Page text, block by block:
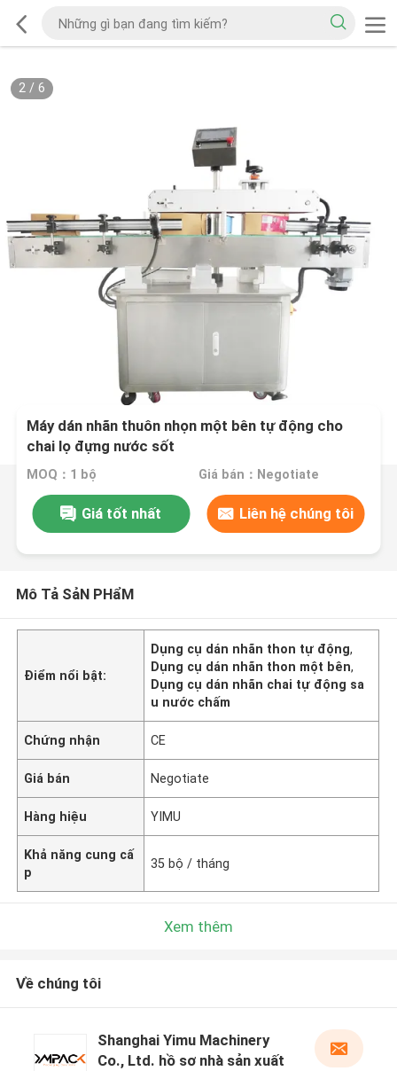
2/ 6
Máy dán nhãn thuôn nhọn một bên tự động cho
chai lọ đựng nước sốt
MOQ：1 bộ Giá bán：Negotiate
Giá tốt nhất Liên hệ chúng tôi
Mô Tả SảN PHẩM
Điểm nổi bật:
Dụng cụ dán nhãn thon tự động,
Dụng cụ dán nhãn thon một bên,
Dụng cụ dán nhãn chai tự động sa
u nước chấm
Chứng nhận CE
Giá bán Negotiate
Hàng hiệu YIMU
Khả năng cung cấ
p
35 bộ / tháng
Xem thêm
Về chúng tôi
Shanghai Yimu Machinery
Co., Ltd. hồ sơ nhà sản xuất